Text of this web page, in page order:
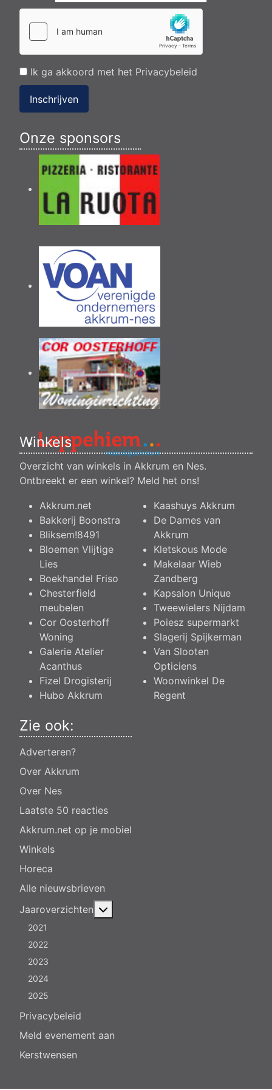
Ik ga akkoord met het Privacybeleid
Inschrijven
Onze sponsors
Winkels
Overzicht van winkels in Akkrum en Nes.
Ontbreekt er een winkel? Meld het ons!
Akkrum.net
Bakkerij Boonstra
Bliksem!8491
Bloemen Vlijtige
Lies
Boekhandel Friso
Chesterfield
meubelen
Cor Oosterhoff
Woning
Galerie Atelier
Acanthus
Fizel Drogisterij
Hubo Akkrum
Kaashuys Akkrum
De Dames van
Akkrum
Kletskous Mode
Makelaar Wieb
Zandberg
Kapsalon Unique
Tweewielers Nijdam
Poiesz supermarkt
Slagerij Spijkerman
Van Slooten
Opticiens
Woonwinkel De
Regent
Zie ook:
Adverteren?
Over Akkrum
Over Nes
Laatste 50 reacties
Akkrum.net op je mobiel
Winkels
Horeca
Alle nieuwsbrieven
Jaaroverzichten
2021
2022
2023
2024
2025
Privacybeleid
Meld evenement aan
Kerstwensen